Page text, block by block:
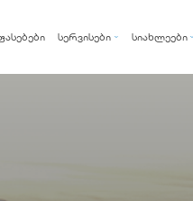
სერვისები
არქი ქარდი
სიახლეები
სიახლეები